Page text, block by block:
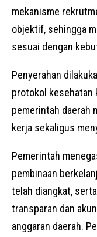
mekanisme
objektif, sehingga
sesuai dengan
Penyerahan
protokol kesehatan
pemerintah daerah
kerja sekaligus
Pemerintah
pembinaan
telah diangkat,
transparan dan
anggaran daerah.